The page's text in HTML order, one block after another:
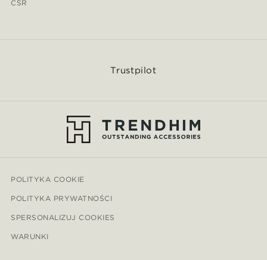
CSR
Trustpilot
POLITYKA COOKIE
POLITYKA PRYWATNOŚCI
SPERSONALIZUJ COOKIES
WARUNKI